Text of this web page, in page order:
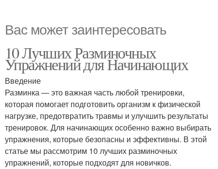
Вас может заинтересовать
10 Лучших Разминочных
Упражнений для Начинающих
Введение
Разминка — это важная часть любой тренировки,
которая помогает подготовить организм к физической
нагрузке, предотвратить травмы и улучшить результаты
тренировок. Для начинающих особенно важно выбирать
упражнения, которые безопасны и эффективны. В этой
статье мы рассмотрим 10 лучших разминочных
упражнений, которые подходят для новичков.